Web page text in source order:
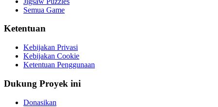
Semua Game
Ketentuan
Kebijakan Privasi
Kebijakan Cookie
Ketentuan Penggunaan
Dukung Proyek ini
Donasikan